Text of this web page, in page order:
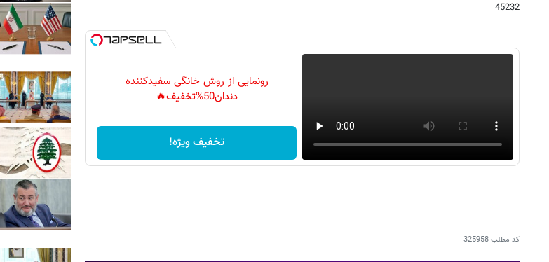
45232
رونمایی از روش خانگی سفیدکننده
دندان50%تخفیف🔥
تخفیف ویژه!
کد مطلب325958